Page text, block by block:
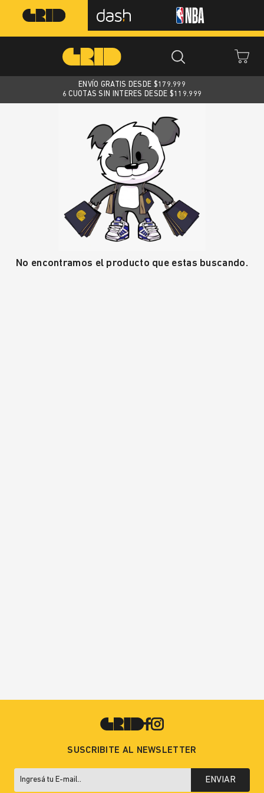
ENVÍO GRATIS DESDE $179.999
6 CUOTAS SIN INTERES DESDE $119.999
No encontramos el producto que estas buscando.
SUSCRIBITE AL NEWSLETTER
ENVIAR